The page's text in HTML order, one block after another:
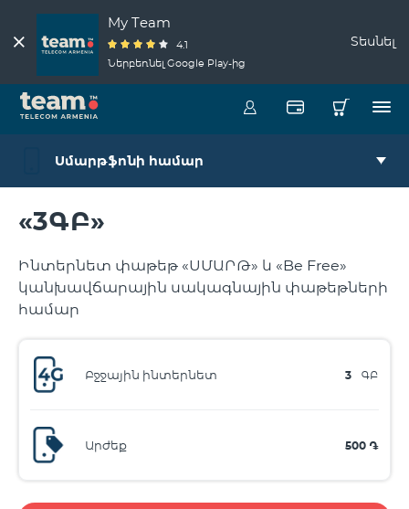
My Team
4.1
Ներբեռնել Google Play-ից
Տեսնել
Սմարթֆոնի համար
«3ԳԲ»
Ինտերնետ փաթեթ «ՍՄԱՐԹ» և «Be Free»
կանխավճարային սակագնային փաթեթների
համար
Բջջային ինտերնետ 3 ԳԲ
Արժեք 500 ֏